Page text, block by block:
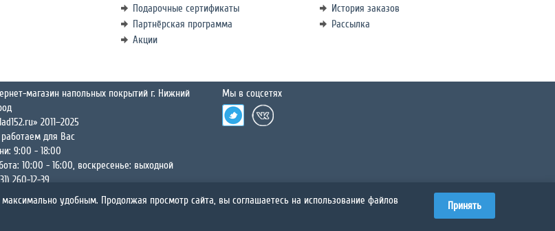
Подарочные сертификаты
Партнёрская программа
Акции
История заказов
Рассылка
магазин напольных покрытий г. Нижний
2011–2025
для Вас
9:00 - 18:00
10:00 - 16:00, воскресенье: выходной
260-12-39
Мы в соцсетях
некоммерческого использования, при условии сохранения вами всей информации об авторском праве и других сведений о правеПринять
удобным. Продолжая просмотр сайта, вы соглашаетесь на использование файлов